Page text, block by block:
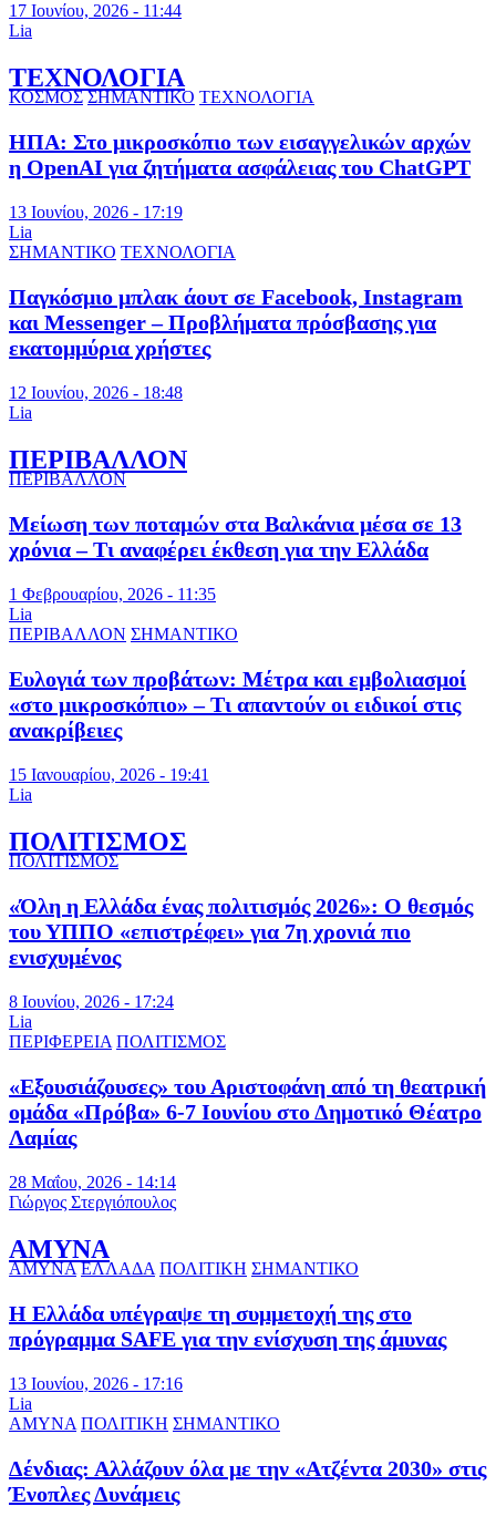
17 Ιουνίου, 2026 - 11:44
Lia
ΤΕΧΝΟΛΟΓΙΑ
ΚΟΣΜΟΣ ΣΗΜΑΝΤΙΚΟ ΤΕΧΝΟΛΟΓΙΑ
ΗΠΑ: Στο μικροσκόπιο των εισαγγελικών αρχών
η OpenAI για ζητήματα ασφάλειας του ChatGPT
13 Ιουνίου, 2026 - 17:19
Lia
ΣΗΜΑΝΤΙΚΟ ΤΕΧΝΟΛΟΓΙΑ
Παγκόσμιο μπλακ άουτ σε Facebook, Instagram
και Messenger – Προβλήματα πρόσβασης για
εκατομμύρια χρήστες
12 Ιουνίου, 2026 - 18:48
Lia
ΠΕΡΙΒΑΛΛΟΝ
ΠΕΡΙΒΑΛΛΟΝ
Μείωση των ποταμών στα Βαλκάνια μέσα σε 13
χρόνια – Τι αναφέρει έκθεση για την Ελλάδα
1 Φεβρουαρίου, 2026 - 11:35
Lia
ΠΕΡΙΒΑΛΛΟΝ ΣΗΜΑΝΤΙΚΟ
Ευλογιά των προβάτων: Μέτρα και εμβολιασμοί
«στο μικροσκόπιο» – Τι απαντούν οι ειδικοί στις
ανακρίβειες
15 Ιανουαρίου, 2026 - 19:41
Lia
ΠΟΛΙΤΙΣΜΟΣ
ΠΟΛΙΤΙΣΜΟΣ
«Όλη η Ελλάδα ένας πολιτισμός 2026»: Ο θεσμός
του ΥΠΠΟ «επιστρέφει» για 7η χρονιά πιο
ενισχυμένος
8 Ιουνίου, 2026 - 17:24
Lia
ΠΕΡΙΦΕΡΕΙΑ ΠΟΛΙΤΙΣΜΟΣ
«Εξουσιάζουσες» του Αριστοφάνη από τη θεατρική
ομάδα «Πρόβα» 6-7 Ιουνίου στο Δημοτικό Θέατρο
Λαμίας
28 Μαΐου, 2026 - 14:14
Γιώργος Στεργιόπουλος
ΑΜΥΝΑ
ΑΜΥΝΑ ΕΛΛΑΔΑ ΠΟΛΙΤΙΚΗ ΣΗΜΑΝΤΙΚΟ
Η Ελλάδα υπέγραψε τη συμμετοχή της στο
πρόγραμμα SAFE για την ενίσχυση της άμυνας
13 Ιουνίου, 2026 - 17:16
Lia
ΑΜΥΝΑ ΠΟΛΙΤΙΚΗ ΣΗΜΑΝΤΙΚΟ
Δένδιας: Αλλάζουν όλα με την «Ατζέντα 2030» στις
Ένοπλες Δυνάμεις